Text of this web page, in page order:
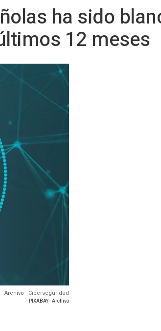
ha sido
12 meses
Archivo - Ciberseguridad
- PIXABAY - Archivo